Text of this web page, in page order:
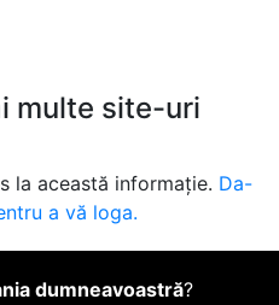
multe site-uri
la această informație. Da-
a vă loga.
dumneavoastră?